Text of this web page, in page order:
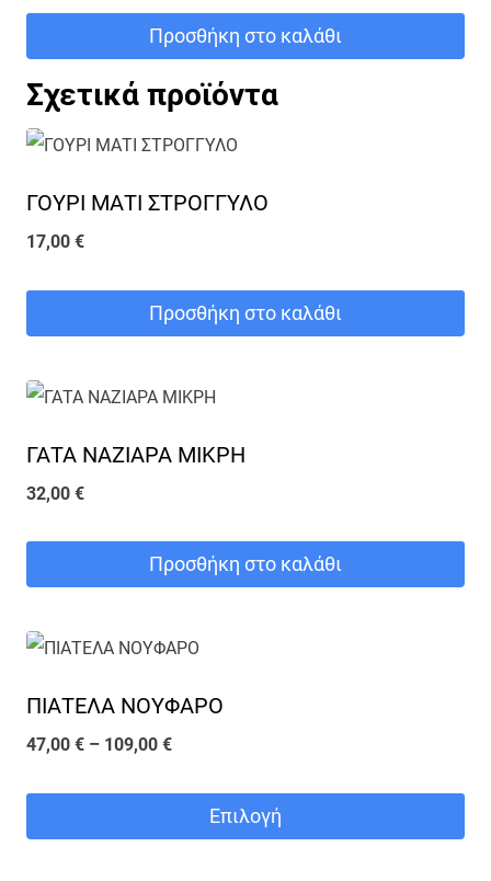
Προσθήκη στο καλάθι
Σχετικά προϊόντα
ΓΟΥΡΙ ΜΑΤΙ ΣΤΡΟΓΓΥΛΟ
17,00 €
Προσθήκη στο καλάθι
ΓΑΤΑ ΝΑΖΙΑΡΑ ΜΙΚΡΗ
32,00 €
Προσθήκη στο καλάθι
ΠΙΑΤΕΛΑ ΝΟΥΦΑΡΟ
47,00 € – 109,00 €Price
47,00 €Επιλογή